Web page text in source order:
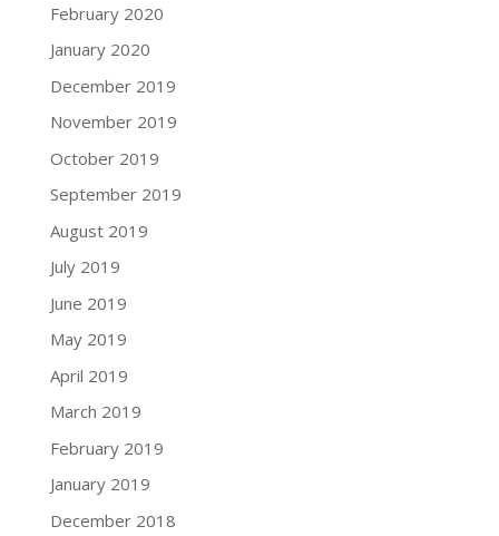
February 2020
January 2020
December 2019
November 2019
October 2019
September 2019
August 2019
July 2019
June 2019
May 2019
April 2019
March 2019
February 2019
January 2019
December 2018